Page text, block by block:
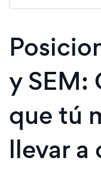
y SEM:
que tú
llevar a